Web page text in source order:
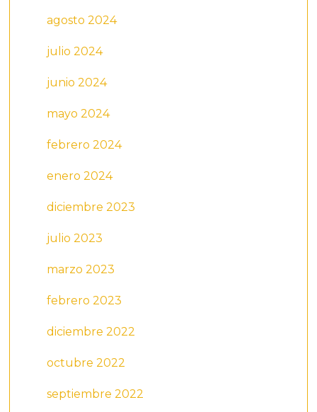
agosto 2024
julio 2024
junio 2024
mayo 2024
febrero 2024
enero 2024
diciembre 2023
julio 2023
marzo 2023
febrero 2023
diciembre 2022
octubre 2022
septiembre 2022